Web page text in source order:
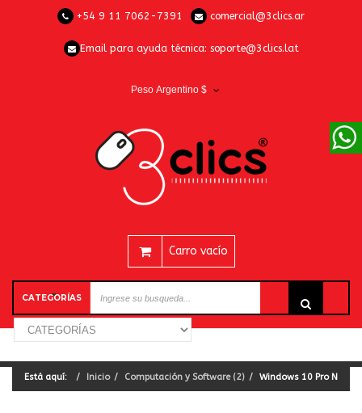
+54 9 11 7062-7391 comercial@3clics.ar
Email para ayuda técnica: soporte@3clics.lat
Peso Argentino $
Carro vacío
CATEGORÍAS
Está aquí: Inicio Computación y Software (2) Windows 10 Pro N